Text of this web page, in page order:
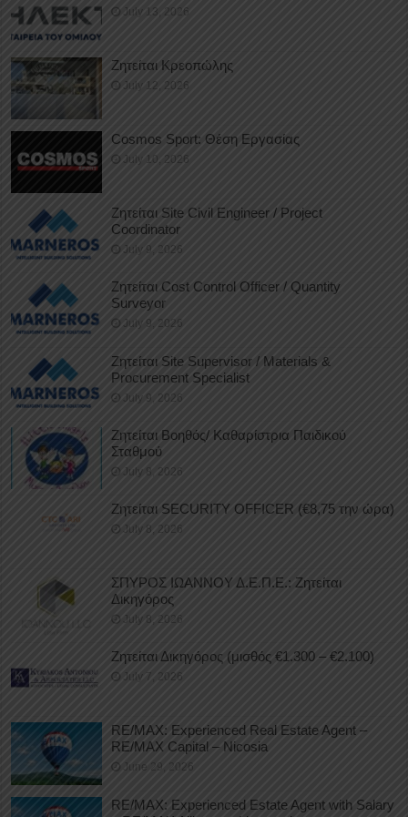
July 13, 2026
Ζητείται Κρεοπώλης
July 12, 2026
Cosmos Sport: Θέση Εργασίας
July 10, 2026
Ζητείται Site Civil Engineer / Project
Coordinator
July 9, 2026
Ζητείται Cost Control Officer / Quantity
Surveyor
July 9, 2026
Ζητείται Site Supervisor / Materials &
Procurement Specialist
July 9, 2026
Ζητείται Βοηθός/ Καθαρίστρια Παιδικού
Σταθμού
July 8, 2026
Ζητείται SECURITY OFFICER (€8,75 την ώρα)
July 8, 2026
ΣΠΥΡΟΣ ΙΩΑΝΝΟΥ Δ.Ε.Π.Ε.: Ζητείται
Δικηγόρος
July 8, 2026
Ζητείται Δικηγόρος (μισθός €1.300 – €2.100)
July 7, 2026
RE/MAX: Experienced Real Estate Agent –
RE/MAX Capital – Nicosia
June 29, 2026
RE/MAX: Experienced Estate Agent with Salary